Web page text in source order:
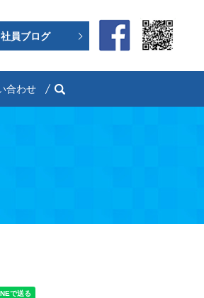
社員ブログ
合わせ search